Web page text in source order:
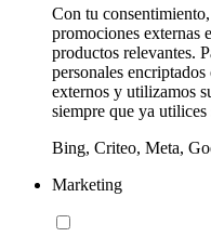
Con tu
promociones externas
productos relevantes.
personales
externos y utilizamos
siempre que ya utilices
Bing, Criteo, Meta,
Marketing